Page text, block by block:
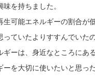
を持ちました。
生可能エネルギーの割合が
っていたよりすすんでいた
ギーは、身近なところにあ
ーを大切に使いたいと思った